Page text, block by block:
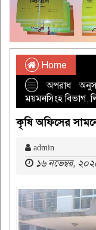
Home
অপরাধ
ময়মনসিংহ বিভাগ,
কৃষি অফিসের
admin
১৬ নভেম্বর,